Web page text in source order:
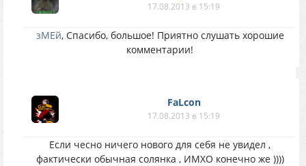
17.08.2013 в 15:19
зМЕй, Спасибо, большое! Приятно слушать хорошие
комментарии!
FaLcon
17.08.2013 в 15:19
Если чесно ничего нового для себя не увидел ,
фактически обычная солянка , ИМХО конечно же ))))